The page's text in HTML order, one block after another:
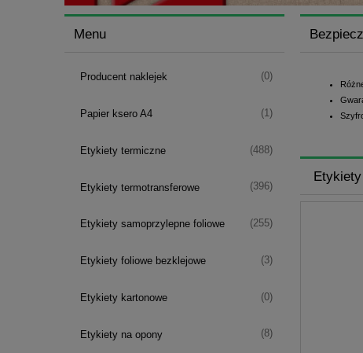
Menu
Producent naklejek (0)
Papier ksero A4 (1)
Etykiety termiczne (488)
Etykiety termotransferowe (396)
Etykiety samoprzylepne foliowe (255)
Etykiety foliowe bezklejowe (3)
Etykiety kartonowe (0)
Etykiety na opony (8)